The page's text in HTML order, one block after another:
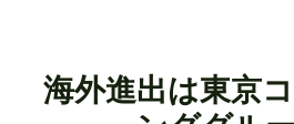
海外進出は東京